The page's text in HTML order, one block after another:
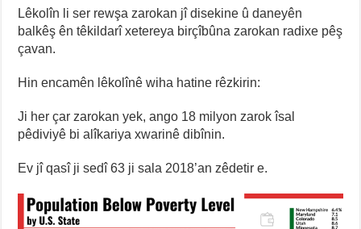
Lêkolîn li ser rewşa zarokan jî disekine û daneyên
balkêş ên têkildarî xetereya birçîbûna zarokan radixe pêş
çavan.
Hin encamên lêkolînê wiha hatine rêzkirin:
Ji her çar zarokan yek, ango 18 milyon zarok îsal
pêdiviyê bi alîkariya xwarinê dibînin.
Ev jî qasî ji sedî 63 ji sala 2018’an zêdetir e.